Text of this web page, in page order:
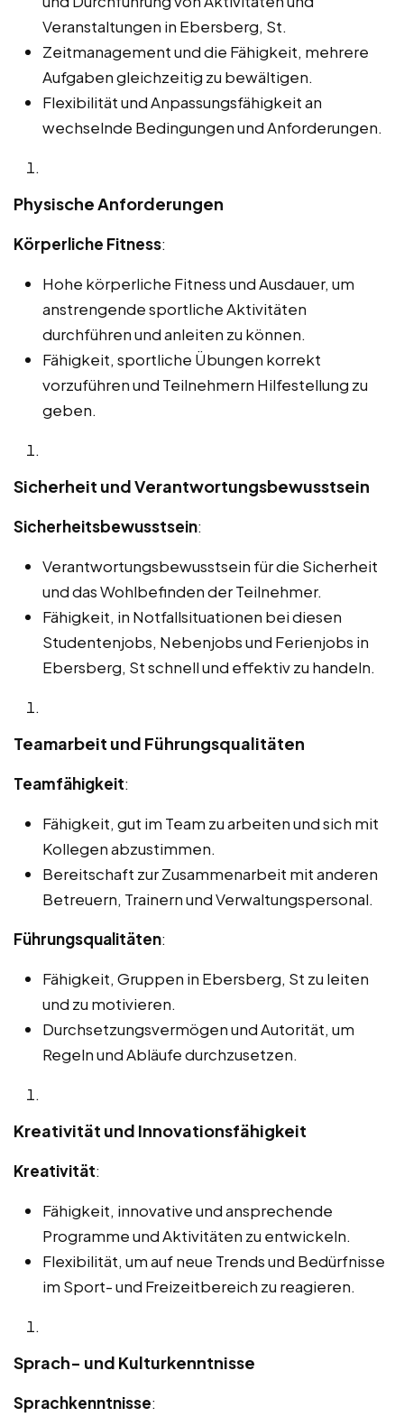
Veranstaltungen in Ebersberg, St.
Zeitmanagement und die Fähigkeit, mehrere
Aufgaben gleichzeitig zu bewältigen.
Flexibilität und Anpassungsfähigkeit an
wechselnde Bedingungen und Anforderungen.
Physische Anforderungen
Körperliche Fitness:
Hohe körperliche Fitness und Ausdauer, um
anstrengende sportliche Aktivitäten
durchführen und anleiten zu können.
Fähigkeit, sportliche Übungen korrekt
vorzuführen und Teilnehmern Hilfestellung zu
geben.
Sicherheit und Verantwortungsbewusstsein
Sicherheitsbewusstsein:
Verantwortungsbewusstsein für die Sicherheit
und das Wohlbefinden der Teilnehmer.
Fähigkeit, in Notfallsituationen bei diesen
Studentenjobs, Nebenjobs und Ferienjobs in
Ebersberg, St schnell und effektiv zu handeln.
Teamarbeit und Führungsqualitäten
Teamfähigkeit:
Fähigkeit, gut im Team zu arbeiten und sich mit
Kollegen abzustimmen.
Bereitschaft zur Zusammenarbeit mit anderen
Betreuern, Trainern und Verwaltungspersonal.
Führungsqualitäten:
Fähigkeit, Gruppen in Ebersberg, St zu leiten
und zu motivieren.
Durchsetzungsvermögen und Autorität, um
Regeln und Abläufe durchzusetzen.
Kreativität und Innovationsfähigkeit
Kreativität:
Fähigkeit, innovative und ansprechende
Programme und Aktivitäten zu entwickeln.
Flexibilität, um auf neue Trends und Bedürfnisse
im Sport- und Freizeitbereich zu reagieren.
Sprach- und Kulturkenntnisse
Sprachkenntnisse: